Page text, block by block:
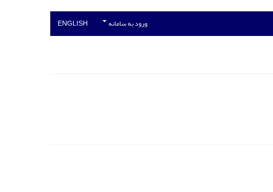
ورود به سامانه ENGLISH